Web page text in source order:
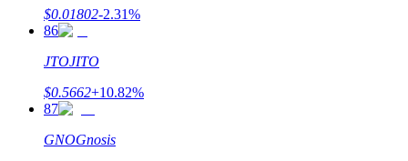
$0.01802-2.31%
86
JTOJITO
$0.5662+10.82%
87
GNOGnosis